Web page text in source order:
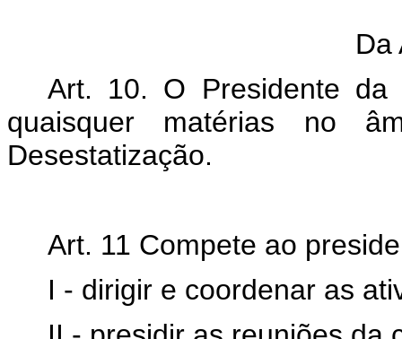
Da
Art. 10. O Presidente da
quaisquer matérias no
Desestatização.
Art. 11 Compete ao
I - dirigir e coordenar as